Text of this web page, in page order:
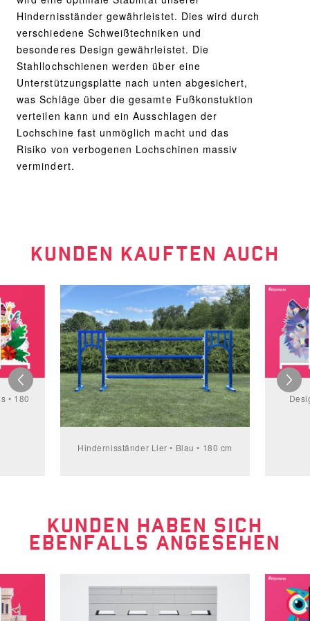
Hindernisständer gewährleistet. Dies wird durch
verschiedene Schweißtechniken und
besonderes Design gewährleistet. Die
Stahllochschienen werden über eine
Unterstützungsplatte nach unten abgesichert,
was Schläge über die gesamte Fußkonstuktion
verteilen kann und ein Ausschlagen der
Lochschine fast unmöglich macht und das
Risiko von verbogenen Lochschinen massiv
vermindert.
KUNDEN KAUFTEN AUCH
• 180
Hindernisständer Lier • Blau • 180 cm
KUNDEN HABEN SICH
EBENFALLS ANGESEHEN